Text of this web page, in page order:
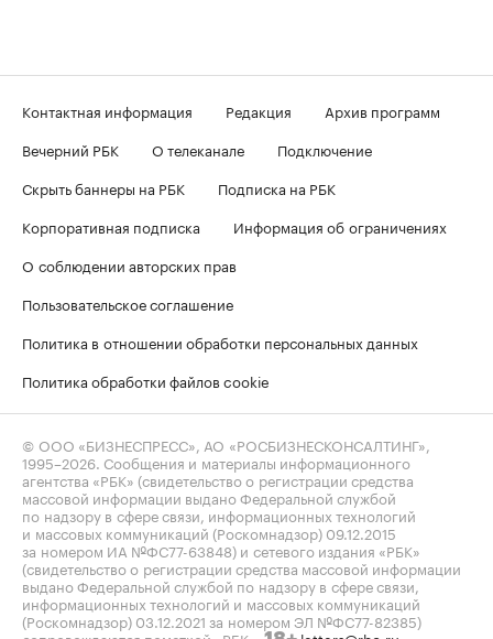
Контактная информация Редакция
Архив программ
Вечерний РБК
О телеканале
Подключение
Скрыть баннеры на РБК
Подписка на РБК
Корпоративная подписка
Информация об ограничениях
О соблюдении авторских прав
Пользовательское соглашение
Политика в отношении обработки персональных данных
Политика обработки файлов cookie
© ООО «БИЗНЕСПРЕСС», АО «РОСБИЗНЕСКОНСАЛТИНГ»,
1995–2026 . Сообщения и материалы информационного
агентства «РБК» (свидетельство о регистрации средства
массовой информации выдано Федеральной службой
по надзору в сфере связи, информационных технологий
и массовых коммуникаций (Роскомнадзор) 09.12.2015
за номером ИА №ФС77-63848) и сетевого издания «РБК»
(свидетельство о регистрации средства массовой информации
выдано Федеральной службой по надзору в сфере связи,
информационных технологий и массовых коммуникаций
(Роскомнадзор) 03.12.2021 за номером ЭЛ №ФС77-82385)